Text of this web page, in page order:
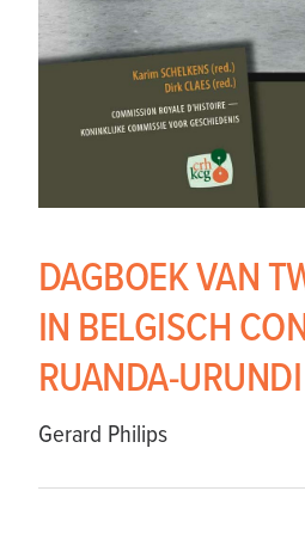
DAGBOEK VAN
IN BELGISCH
RUANDA-
Gerard Philips